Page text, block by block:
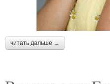
читать дальше →